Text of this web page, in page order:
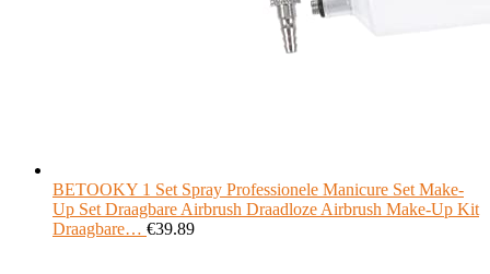
BETOOKY 1 Set Spray Professionele Manicure Set Make-
Up Set Draagbare Airbrush Draadloze Airbrush Make-Up Kit
Draagbare… €39.89